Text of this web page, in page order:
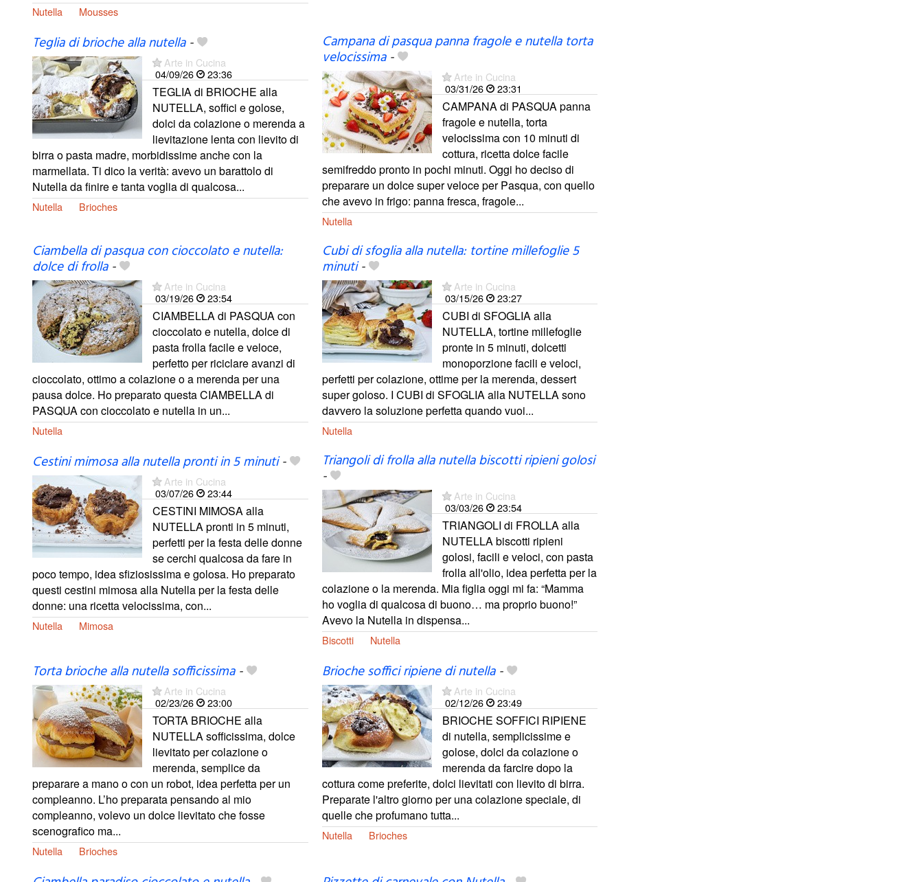
Nutella Mousses
Teglia di brioche alla nutella-
Arte in Cucina
04/09/26
23:36
TEGLIA di BRIOCHE alla
NUTELLA, soffici e golose,
dolci da colazione o merenda a
lievitazione lenta con lievito di
birra o pasta madre, morbidissime anche con la
marmellata. Ti dico la verità: avevo un barattolo di
Nutella da finire e tanta voglia di qualcosa...
Nutella Brioches
Campana di pasqua panna fragole e nutella torta
velocissima-
Arte in Cucina
03/31/26
23:31
CAMPANA di PASQUA panna
fragole e nutella, torta
velocissima con 10 minuti di
cottura, ricetta dolce facile
semifreddo pronto in pochi minuti. Oggi ho deciso di
preparare un dolce super veloce per Pasqua, con quello
che avevo in frigo: panna fresca, fragole...
Nutella
Ciambella di pasqua con cioccolato e nutella:
dolce di frolla-
Arte in Cucina
03/19/26
23:54
CIAMBELLA di PASQUA con
cioccolato e nutella, dolce di
pasta frolla facile e veloce,
perfetto per riciclare avanzi di
cioccolato, ottimo a colazione o a merenda per una
pausa dolce. Ho preparato questa CIAMBELLA di
PASQUA con cioccolato e nutella in un...
Nutella
Cubi di sfoglia alla nutella: tortine millefoglie 5
minuti-
Arte in Cucina
03/15/26
23:27
CUBI di SFOGLIA alla
NUTELLA, tortine millefoglie
pronte in 5 minuti, dolcetti
monoporzione facili e veloci,
perfetti per colazione, ottime per la merenda, dessert
super goloso. I CUBI di SFOGLIA alla NUTELLA sono
davvero la soluzione perfetta quando vuoi...
Nutella
Cestini mimosa alla nutella pronti in 5 minuti-
Arte in Cucina
03/07/26
23:44
CESTINI MIMOSA alla
NUTELLA pronti in 5 minuti,
perfetti per la festa delle donne
se cerchi qualcosa da fare in
poco tempo, idea sfiziosissima e golosa. Ho preparato
questi cestini mimosa alla Nutella per la festa delle
donne: una ricetta velocissima, con...
Nutella Mimosa
Triangoli di frolla alla nutella biscotti ripieni golosi
-
Arte in Cucina
03/03/26
23:54
TRIANGOLI di FROLLA alla
NUTELLA biscotti ripieni
golosi, facili e veloci, con pasta
frolla all'olio, idea perfetta per la
colazione o la merenda. Mia figlia oggi mi fa: “Mamma
ho voglia di qualcosa di buono… ma proprio buono!”
Avevo la Nutella in dispensa...
Biscotti Nutella
Torta brioche alla nutella sofficissima-
Arte in Cucina
02/23/26
23:00
TORTA BRIOCHE alla
NUTELLA sofficissima, dolce
lievitato per colazione o
merenda, semplice da
preparare a mano o con un robot, idea perfetta per un
compleanno. L’ho preparata pensando al mio
compleanno, volevo un dolce lievitato che fosse
scenografico ma...
Nutella Brioches
Brioche soffici ripiene di nutella-
Arte in Cucina
02/12/26
23:49
BRIOCHE SOFFICI RIPIENE
di nutella, semplicissime e
golose, dolci da colazione o
merenda da farcire dopo la
cottura come preferite, dolci lievitati con lievito di birra.
Preparate l'altro giorno per una colazione speciale, di
quelle che profumano tutta...
Nutella Brioches